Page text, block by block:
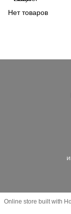
Нет товаров
Online store built with